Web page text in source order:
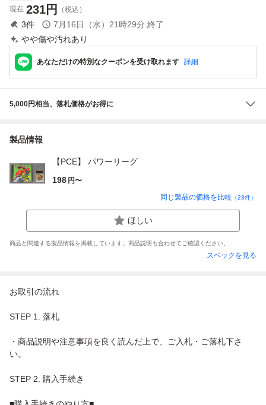
現在 231円 （税込）
3件 7月16日（水）21時29分 終了
やや傷や汚れあり
あなただけの特別なクーポンを受け取れます 詳細
5,000円相当、落札価格がお得に
製品情報
【PCE】 パワーリーグ
198 円〜
同じ製品の価格を比較 （23件）
ほしい
商品と関連する製品情報を掲載しています。商品説明も合わせてご確認ください。
スペックを見る
お取引の流れ
STEP 1. 落札
・商品説明や注意事項を良く読んだ上で、ご入札・ご落札下さ
い。
STEP 2. 購入手続き